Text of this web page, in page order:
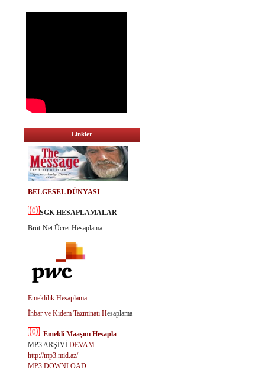
Linkler
BELGESEL DÜNYASI
SGK HESAPLAMALAR
Brüt-Net Ücret Hesaplama
Emeklilik Hesaplama
İhbar ve Kıdem Tazminatı Hesaplama
Emekli Maaşını Hesapla
MP3 ARŞİVİ DEVAM
http://mp3.mid.az/
MP3 DOWNLOAD